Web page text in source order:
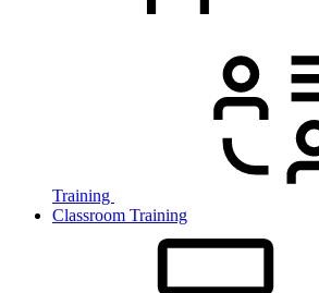
Training
Classroom Training